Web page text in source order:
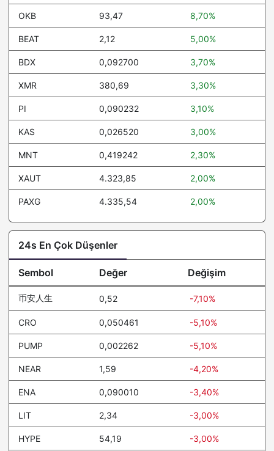
OKB 93,47 8,70%
BEAT 2,12 5,00%
BDX 0,092700 3,70%
XMR 380,69 3,30%
PI 0,090232 3,10%
KAS 0,026520 3,00%
MNT 0,419242 2,30%
XAUT 4.323,85 2,00%
PAXG 4.335,54 2,00%
24s En Çok Düşenler
Sembol Değer Değişim
币安人生 0,52 -7,10%
CRO 0,050461 -5,10%
PUMP 0,002262 -5,10%
NEAR 1,59 -4,20%
ENA 0,090010 -3,40%
LIT 2,34 -3,00%
HYPE 54,19 -3,00%